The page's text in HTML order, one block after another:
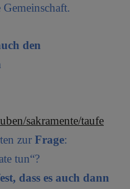
den
sakramente/taufe
zur Frage:
tun“?
dass es auch dann